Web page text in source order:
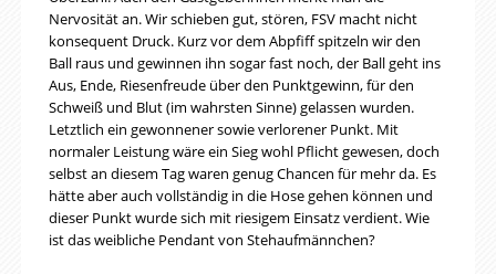
Nervosität an. Wir schieben gut, stören, FSV macht nicht
konsequent Druck. Kurz vor dem Abpfiff spitzeln wir den
Ball raus und gewinnen ihn sogar fast noch, der Ball geht ins
Aus, Ende, Riesenfreude über den Punktgewinn, für den
Schweiß und Blut (im wahrsten Sinne) gelassen wurden.
Letztlich ein gewonnener sowie verlorener Punkt. Mit
normaler Leistung wäre ein Sieg wohl Pflicht gewesen, doch
selbst an diesem Tag waren genug Chancen für mehr da. Es
hätte aber auch vollständig in die Hose gehen können und
dieser Punkt wurde sich mit riesigem Einsatz verdient. Wie
ist das weibliche Pendant von Stehaufmännchen?